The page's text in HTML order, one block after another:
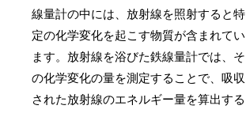
線量計の中には、放射線を照射すると特
定の化学変化を起こす物質が含まれてい
ます。放射線を浴びた鉄線量計では、そ
の化学変化の量を測定することで、吸収
された放射線のエネルギー量を算出する